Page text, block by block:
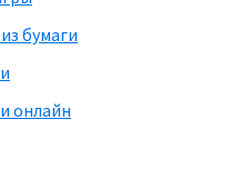
бумаги
онлайн